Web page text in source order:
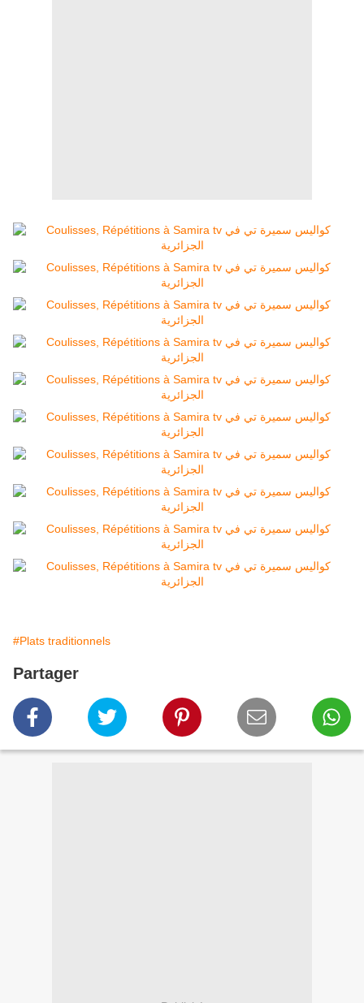
#Plats traditionnels
Partager